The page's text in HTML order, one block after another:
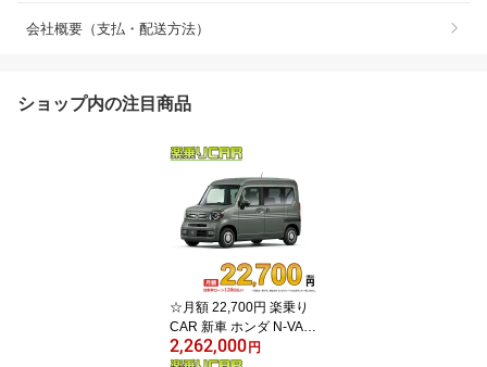
会社概要（支払・配送方法）
ショップ内の注目商品
☆月額 22,700円 楽乗り
CAR 新車 ホンダ N-VAN
2WD 660 FUN 6MT
2,262,000円